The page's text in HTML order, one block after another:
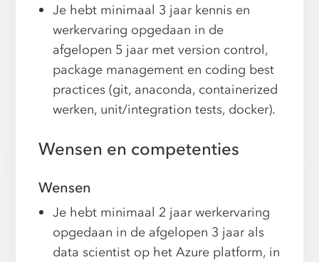
Je hebt minimaal 3 jaar kennis en
werkervaring opgedaan in de
afgelopen 5 jaar met version control,
package management en coding best
practices (git, anaconda, containerized
werken, unit/integration tests, docker).
Wensen en competenties
Wensen
Je hebt minimaal 2 jaar werkervaring
opgedaan in de afgelopen 3 jaar als
data scientist op het Azure platform, in